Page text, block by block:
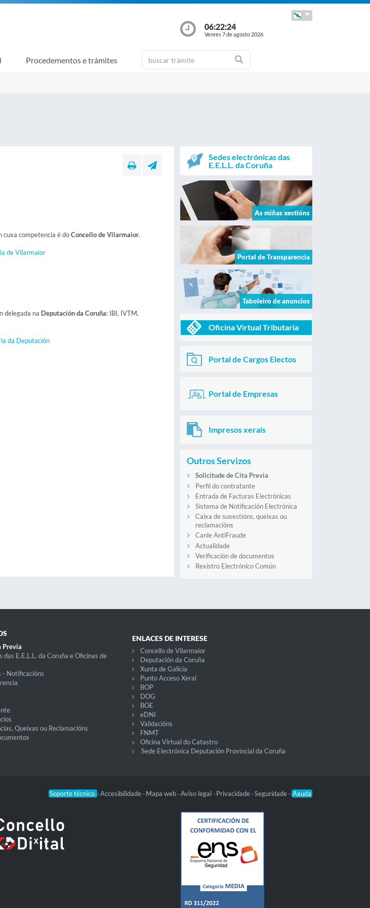
06:22:24
Venres 7 de agosto 2026
Procedementos e trámites
cuxa competencia é doConcello de Vilarmaior.
de Vilarmaior
delegada na Deputación da Coruña: IBI, IVTM,
da Deputación
Sedes electrónicas das
E.E.L.L. da Coruña
As miñas xestións
Portal de Transparencia
Taboleiro de anuncios
Oficina Virtual Tributaria
Portal de Cargos Electos
Portal de Empresas
Impresos xerais
Outros Servizos
Solicitude de Cita Previa
Perfil do contratante
Entrada de Facturas Electrónicas
Sistema de Notificación Electrónica
Caixa de suxestións, queixas ou
reclamacións
Canle AntiFraude
Actualidade
Verificación de documentos
Rexistro Electrónico Común
Previa
das E.E.L.L. da Coruña e Oficinas de
- Notificacións
Queixas ou Reclamacións
ENLACES DE INTERESE
Concello de Vilarmaior
Deputación da Coruña
Xunta de Galicia
Punto Acceso Xeral
BOP
DOG
BOE
eDNI
Validacións
FNMT
Oficina Virtual do Catastro
Sede Electrónica Deputación Provincial da Coruña
Soporte técnico -Accesibilidade - Mapa web -Aviso legal - Privacidade -Seguridade - Axuda